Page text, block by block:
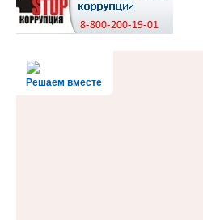
Решаем вместе